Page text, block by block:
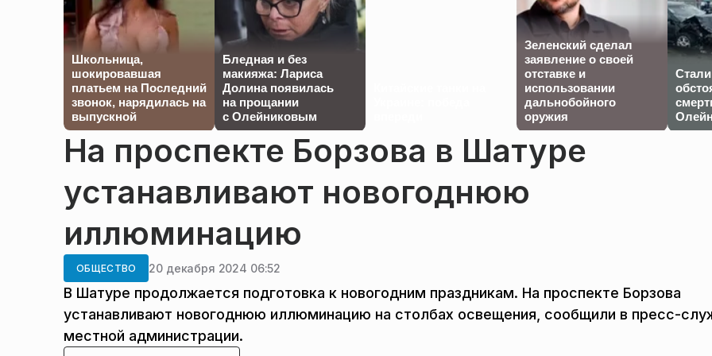
Школьница,
шокировавшая
платьем на Последний
звонок, нарядилась на
выпускной
Бледная и без
макияжа: Лариса
Долина появилась
на прощании
с Олейниковым
Зеленский сделал
заявление о своей
отставке и
использовании
дальнобойного
оружия
Стали
На проспекте Борзова в Шатуре
устанавливают новогоднюю
иллюминацию
ОБЩЕСТВО 20 декабря 2024 06:52
В Шатуре продолжается подготовка к новогодним праздникам. На проспекте Борзова
устанавливают новогоднюю иллюминацию на столбах освещения, сообщили в пресс-
местной администрации.